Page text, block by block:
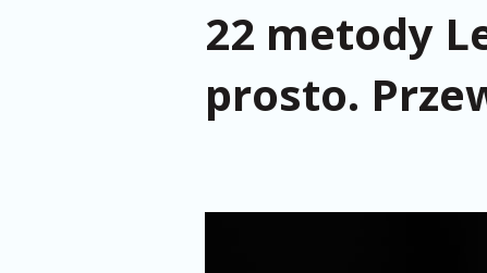
22 metody
prosto.